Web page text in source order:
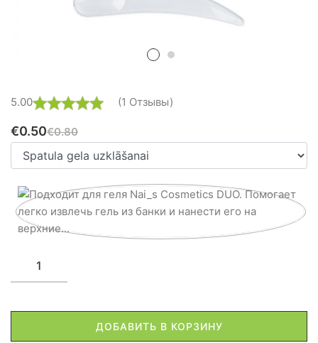
5.00 (1 Отзывы)
€0.50€0.80
ДОБАВИТЬ В КОРЗИНУ